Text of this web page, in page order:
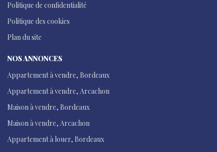
Politique de confidentialité
Politique des cookies
Plan du site
NOS ANNONCES
Appartement à vendre, Bordeaux
Appartement à vendre, Arcachon
Maison à vendre, Bordeaux
Maison à vendre, Arcachon
Appartement à louer, Bordeaux